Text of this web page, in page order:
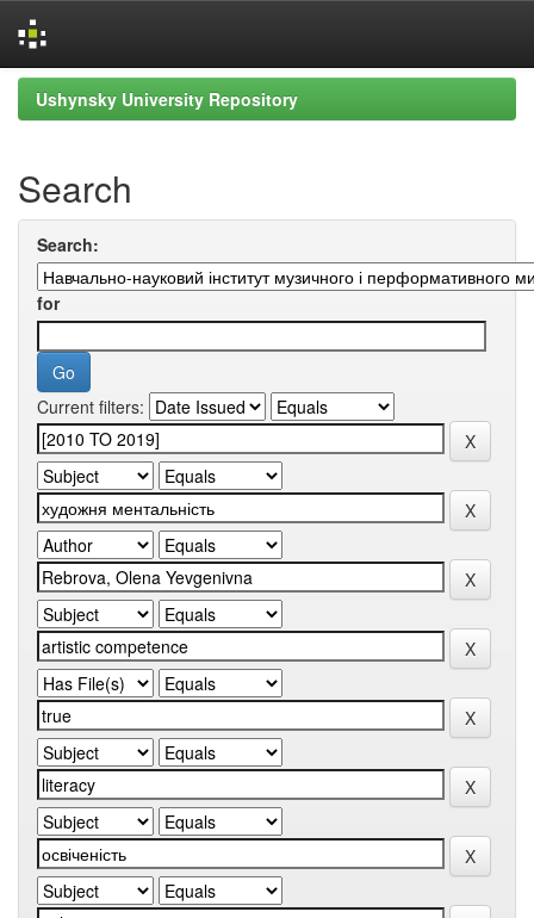
Skip
navigation
Ushynsky University Repository
Search
Search:
for
Current filters: